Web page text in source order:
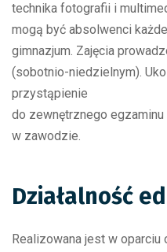
technika fotografii i
mogą być absolwenci
gimnazjum. Zajęcia
(sobotnio-niedzielnym).
przystąpienie
do zewnętrznego
w zawodzie.
Działalność
Realizowana jest w